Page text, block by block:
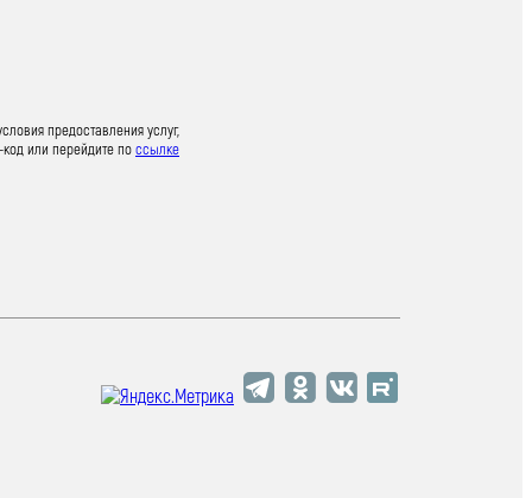
предоставления услуг,
код или перейдите поссылке